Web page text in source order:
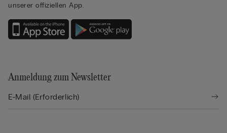
unserer offiziellen App.
Anmeldung zum Newsletter